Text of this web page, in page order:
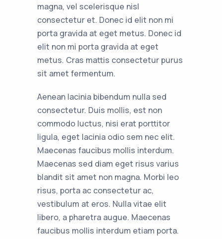
magna, vel scelerisque nisl
consectetur et. Donec id elit non mi
porta gravida at eget metus. Donec id
elit non mi porta gravida at eget
metus. Cras mattis consectetur purus
sit amet fermentum.
Aenean lacinia bibendum nulla sed
consectetur. Duis mollis, est non
commodo luctus, nisi erat porttitor
ligula, eget lacinia odio sem nec elit.
Maecenas faucibus mollis interdum.
Maecenas sed diam eget risus varius
blandit sit amet non magna. Morbi leo
risus, porta ac consectetur ac,
vestibulum at eros. Nulla vitae elit
libero, a pharetra augue. Maecenas
faucibus mollis interdum etiam porta.